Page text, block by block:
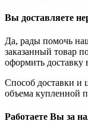
Вы доставляете
Да, рады помочь
заказанный товар
оформить доставку
Способ доставки и
объема купленной
Работаете Вы за